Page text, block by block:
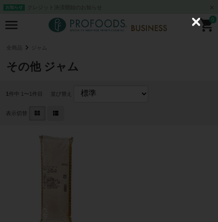
お知らせ クレジット決済開始のお知らせ
0
全商品 ジャム
その他 ジャム
1 件中 1〜1件目 並び替え
表示切替
C